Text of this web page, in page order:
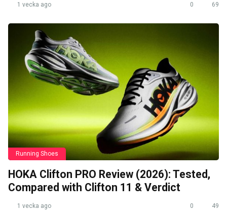
1 vecka ago 0 69
Running Shoes
HOKA Clifton PRO Review (2026): Tested,
Compared with Clifton 11 & Verdict
1 vecka ago 0 49